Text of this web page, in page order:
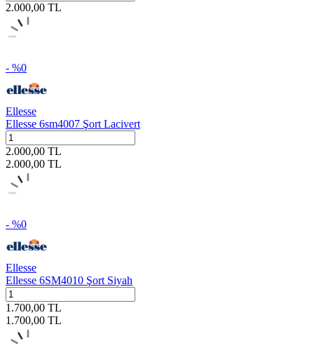
2.000,00 TL
- %0
Ellesse
Ellesse 6sm4007 Şort Lacivert
2.000,00 TL
2.000,00 TL
- %0
Ellesse
Ellesse 6SM4010 Şort Siyah
1.700,00 TL
1.700,00 TL